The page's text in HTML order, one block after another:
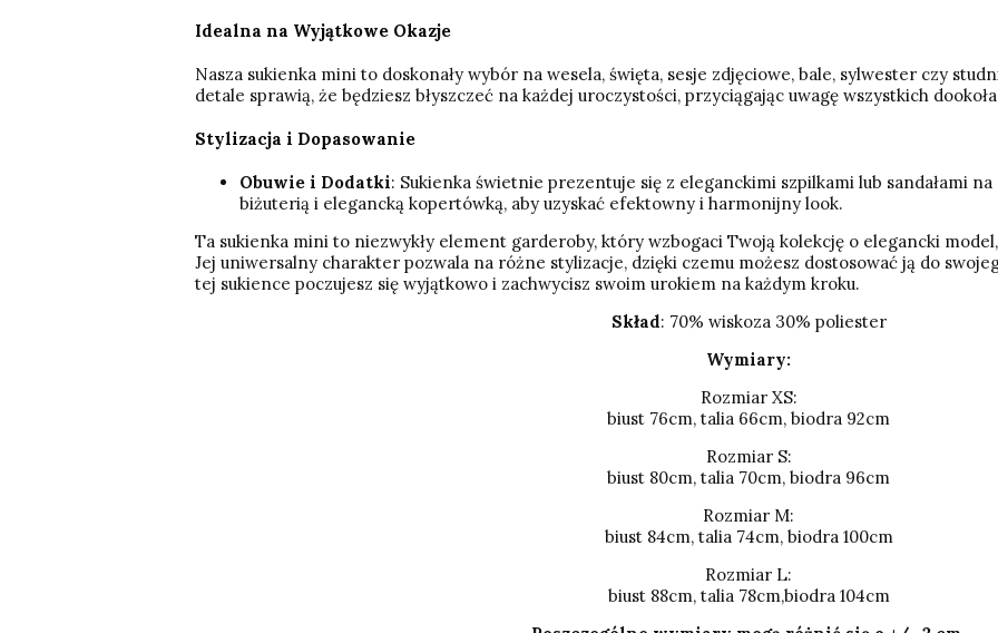
Idealna na Wyjątkowe Okazje
Nasza sukienka mini to doskonały wybór na wesela, święta, sesje zdjęciowe, bale, sylwester czy
detale sprawią, że będziesz błyszczeć na każdej uroczystości, przyciągając uwagę wszystkich
Stylizacja i Dopasowanie
Obuwie i Dodatki: Sukienka świetnie prezentuje się z eleganckimi szpilkami lub sandałami
biżuterią i elegancką kopertówką, aby uzyskać efektowny i harmonijny look.
Ta sukienka mini to niezwykły element garderoby, który wzbogaci Twoją kolekcję o elegancki
Jej uniwersalny charakter pozwala na różne stylizacje, dzięki czemu możesz dostosować ją do
tej sukience poczujesz się wyjątkowo i zachwycisz swoim urokiem na każdym kroku.
Skład: 70% wiskoza 30% poliester
Wymiary:
Rozmiar XS:
biust 76cm, talia 66cm, biodra 92cm
Rozmiar S:
biust 80cm, talia 70cm, biodra 96cm
Rozmiar M:
biust 84cm, talia 74cm, biodra 100cm
Rozmiar L:
biust 88cm, talia 78cm,biodra 104cm